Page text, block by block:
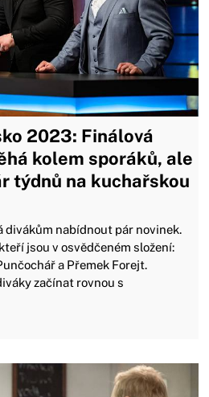
2023: Finálová
kolem sporáků, ale
týdnů na kuchařskou
divákům nabídnout pár novinek.
jsou v osvědčeném složení:
a Přemek Forejt.
začínat rovnou s